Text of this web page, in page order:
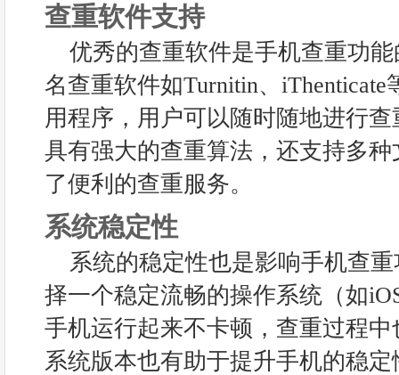
查重软件支持
优秀的查重软件是手机查重功
名查重软件如Turnitin、
用程序，用户可以随时随地进行
具有强大的查重算法，还支持多
了便利的查重服务。
系统稳定性
系统的稳定性也是影响手机查
择一个稳定流畅的操作系统（如
手机运行起来不卡顿，查重过程
系统版本也有助于提升手机的稳